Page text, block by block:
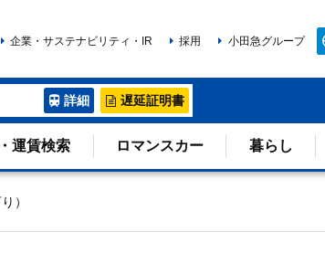
詳細 遅延証明書
運賃検索 ロマンスカー 暮らし
企業・サステナビリティ・IR 採用 小田急グループ
）